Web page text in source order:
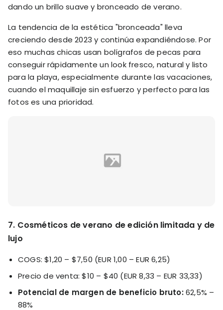
dando un brillo suave y bronceado de verano.
La tendencia de la estética "bronceada" lleva
creciendo desde 2023 y continúa expandiéndose. Por
eso muchas chicas usan bolígrafos de pecas para
conseguir rápidamente un look fresco, natural y listo
para la playa, especialmente durante las vacaciones,
cuando el maquillaje sin esfuerzo y perfecto para las
fotos es una prioridad.
7. Cosméticos de verano de edición limitada y de
lujo
COGS: $1,20 – $7,50 (EUR 1,00 – EUR 6,25)
Precio de venta: $10 – $40 (EUR 8,33 – EUR 33,33)
Potencial de margen de beneficio bruto:62,5% –
88%